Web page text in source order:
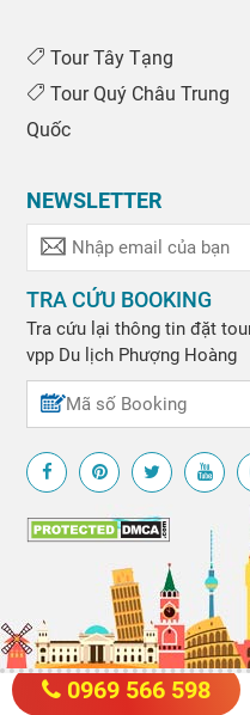
Tour Tây Tạng
Tour Quý Châu Trung
Quốc
NEWSLETTER
TRA CỨU BOOKING
Tra cứu lại thông tin đặt
vpp Du lịch Phượng Hoàng
© Copyright 2012 - 2020 byDU
0969 566 598